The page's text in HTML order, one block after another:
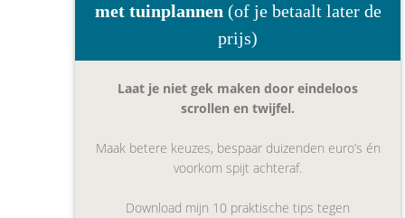
met tuinplannen (of je betaalt later de
prijs)
Laat je niet gek maken door eindeloos
scrollen en twijfel.
Maak betere keuzes, bespaar duizenden euro’s én
voorkom spijt achteraf.
Download mijn 10 praktische tips tegen